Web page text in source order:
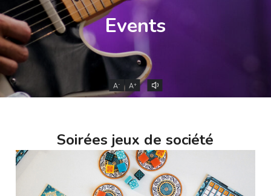
Events
A- A+
Soirées jeux de société